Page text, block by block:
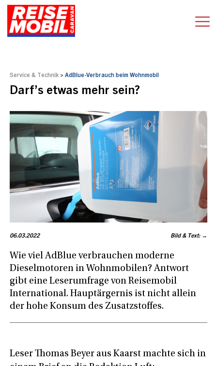
Service & Technik > AdBlue-Verbrauch beim Wohnmobil
Darf’s etwas mehr sein?
06.03.2022 Bild & Text: →
Wie viel AdBlue verbrauchen moderne
Dieselmotoren in Wohnmobilen? Antwort
gibt eine Leserumfrage von Reisemobil
International. Hauptärgernis ist nicht allein
der hohe Konsum des Zusatzstoffes.
Leser Thomas Beyer aus Kaarst machte sich in